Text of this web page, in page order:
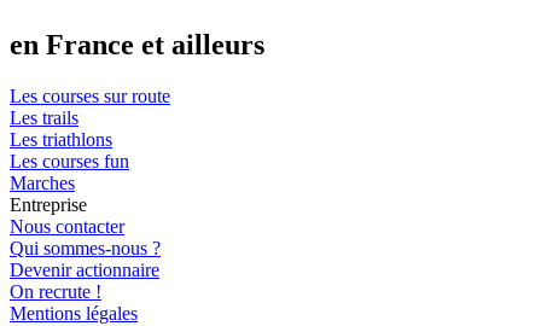
en France et ailleurs
Les courses sur route
Les trails
Les triathlons
Les courses fun
Marches
Entreprise
Nous contacter
Qui sommes-nous ?
Devenir actionnaire
On recrute !
Mentions légales